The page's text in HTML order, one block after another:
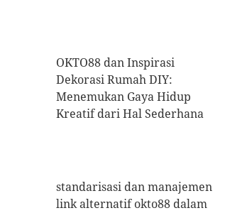
OKTO88 dan Inspirasi
Dekorasi Rumah DIY:
Menemukan Gaya Hidup
Kreatif dari Hal Sederhana
standarisasi dan manajemen
link alternatif okto88 dalam